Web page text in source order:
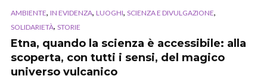
AMBIENTE, IN EVIDENZA, LUOGHI, SCIENZA E DIVULGAZIONE,
SOLIDARIETÀ, STORIE
Etna, quando la scienza è accessibile: alla
scoperta, con tutti i sensi, del magico
universo vulcanico